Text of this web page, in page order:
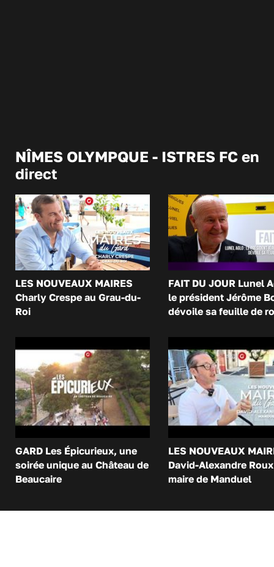
NÎMES OLYMPQUE - ISTRES FC en
direct
LES NOUVEAUX MAIRES
Charly Crespe au Grau-du-
Roi
FAIT DU JOUR Lunel
le président Jérôme
dévoile sa feuille de
GARD Les Épicurieux, une
soirée unique au Château de
Beaucaire
LES NOUVEAUX
David-Alexandre
maire de Manduel